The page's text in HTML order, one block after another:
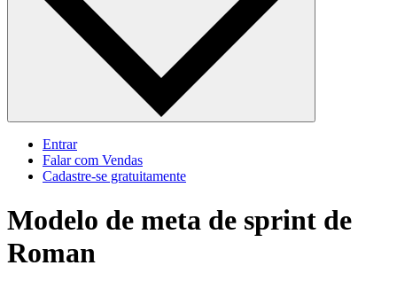
Entrar
Falar com Vendas
Cadastre‐se gratuitamente
Modelo de meta de sprint de
Roman